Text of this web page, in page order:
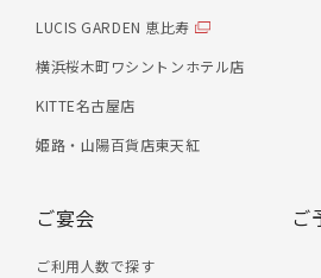
LUCIS GARDEN 恵比寿
横浜桜木町ワシントンホテル店
KITTE名古屋店
姫路・山陽百貨店東天紅
ご宴会
ご利用人数で探す
ご